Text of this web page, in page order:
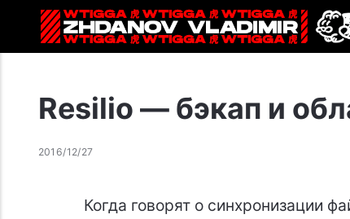
Resilio — бэкап и
2016/12/27
Когда говорят о синхронизации